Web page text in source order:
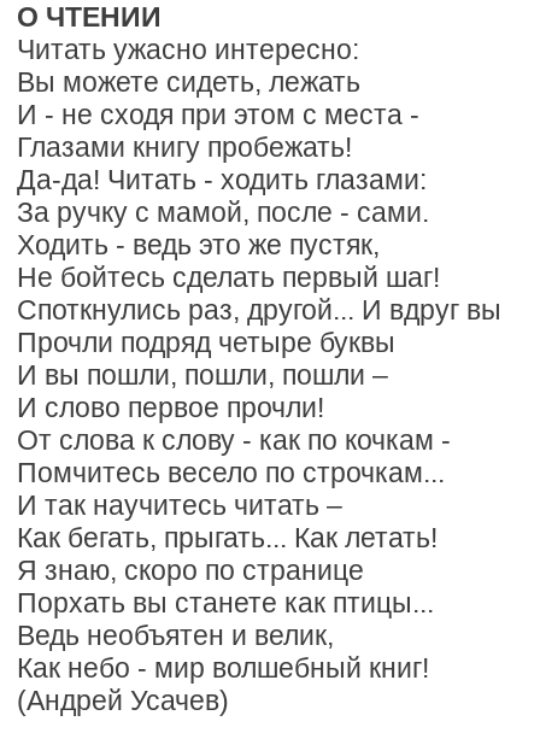
О ЧТЕНИИ
Читать ужасно интересно:
Вы можете сидеть, лежать
И - не сходя при этом с места -
Глазами книгу пробежать!
Да-да! Читать - ходить глазами:
За ручку с мамой, после - сами.
Ходить - ведь это же пустяк,
Не бойтесь сделать первый шаг!
Споткнулись раз, другой... И вдруг вы
Прочли подряд четыре буквы
И вы пошли, пошли, пошли –
И слово первое прочли!
От слова к слову - как по кочкам -
Помчитесь весело по строчкам...
И так научитесь читать –
Как бегать, прыгать... Как летать!
Я знаю, скоро по странице
Порхать вы станете как птицы...
Ведь необъятен и велик,
Как небо - мир волшебный книг!
(Андрей Усачев)